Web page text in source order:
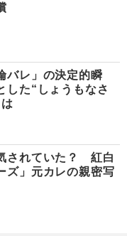
バレ」の決定的瞬
た“しょうもなさ
されていた？ 紅白
ズ」元カレの親密写